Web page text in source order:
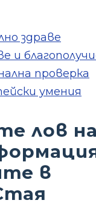
здраве
и
проверка
умения
лов
в